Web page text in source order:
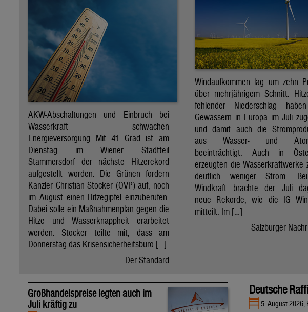
AKW-Abschaltungen und Einbruch bei
Wasserkraft schwächen
Energieversorgung Mit 41 Grad ist am
Dienstag im Wiener Stadtteil
Stammersdorf der nächste Hitzerekord
aufgestellt worden. Die Grünen fordern
Kanzler Christian Stocker (ÖVP) auf, noch
im August einen Hitzegipfel einzuberufen.
Dabei solle ein Maßnahmenplan gegen die
Hitze und Wasserknappheit erarbeitet
werden. Stocker teilte mit, dass am
Donnerstag das Krisensicherheitsbüro […]
Der Standard
Windaufkommen lag um zehn
über mehrjährigem Schnitt.
fehlender Niederschlag
Gewässern in Europa im Juli
und damit auch die
aus Wasser- und
beeinträchtigt. Auch in
erzeugten die Wasserkraftwerke
deutlich weniger Strom.
Windkraft brachte der Juli
neue Rekorde, wie die IG
mitteilt. Im […]
Salzburger
Großhandelspreise legten auch im
Juli kräftig zu
Deutsche
5. August 2026,